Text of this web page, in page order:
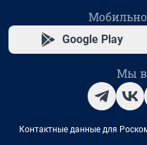
Google Play
Мы в
Контактные данные для